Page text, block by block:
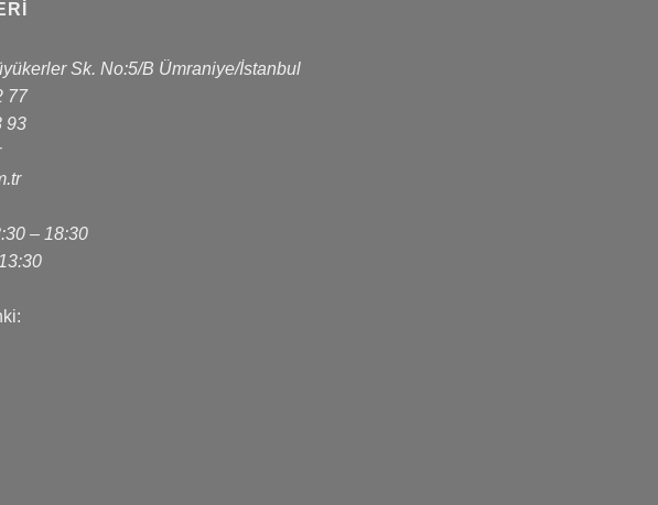
Sk. No:5/B Ümraniye/İstanbul
77
93
– 18:30